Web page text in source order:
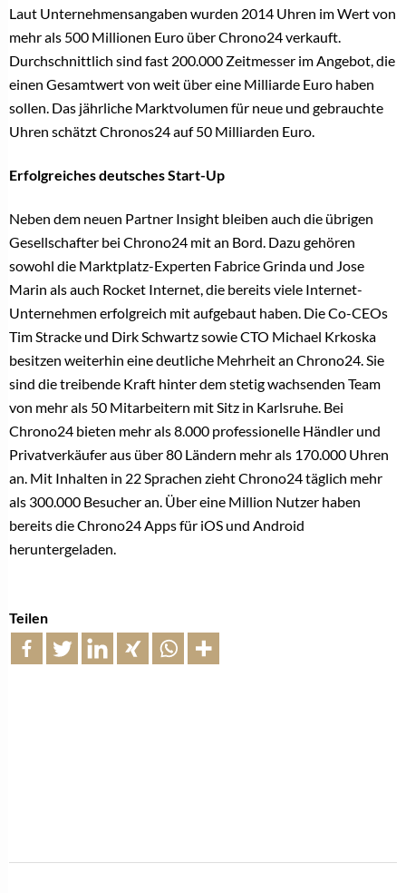
Laut Unternehmensangaben wurden 2014 Uhren im Wert von
mehr als 500 Millionen Euro über Chrono24 verkauft.
Durchschnittlich sind fast 200.000 Zeitmesser im Angebot, die
einen Gesamtwert von weit über eine Milliarde Euro haben
sollen. Das jährliche Marktvolumen für neue und gebrauchte
Uhren schätzt Chronos24 auf 50 Milliarden Euro.
Erfolgreiches deutsches Start-Up
Neben dem neuen Partner Insight bleiben auch die übrigen
Gesellschafter bei Chrono24 mit an Bord. Dazu gehören
sowohl die Marktplatz-Experten Fabrice Grinda und Jose
Marin als auch Rocket Internet, die bereits viele Internet-
Unternehmen erfolgreich mit aufgebaut haben. Die Co-CEOs
Tim Stracke und Dirk Schwartz sowie CTO Michael Krkoska
besitzen weiterhin eine deutliche Mehrheit an Chrono24. Sie
sind die treibende Kraft hinter dem stetig wachsenden Team
von mehr als 50 Mitarbeitern mit Sitz in Karlsruhe. Bei
Chrono24 bieten mehr als 8.000 professionelle Händler und
Privatverkäufer aus über 80 Ländern mehr als 170.000 Uhren
an. Mit Inhalten in 22 Sprachen zieht Chrono24 täglich mehr
als 300.000 Besucher an. Über eine Million Nutzer haben
bereits die Chrono24 Apps für iOS und Android
heruntergeladen.
Teilen